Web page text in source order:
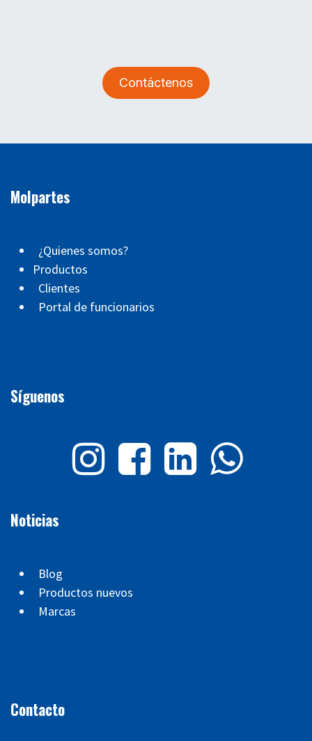
Contáctenos
Molpartes
¿Quienes somos?
Productos
Clientes
Portal de funcionarios
Síguenos
Noticias
Blog
Productos nuevos
Marcas
Contacto